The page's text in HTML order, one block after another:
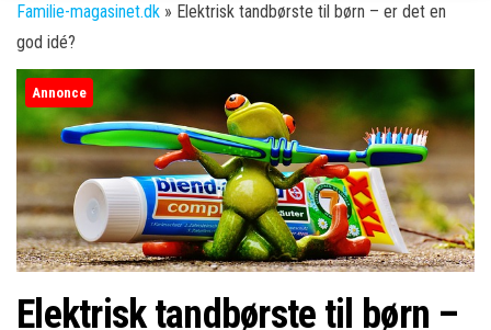
Familie-magasinet.dk » Elektrisk tandbørste til børn – er det en
god idé?
Annonce
Elektrisk tandbørste til børn –